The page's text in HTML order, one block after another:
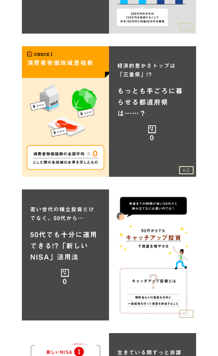
AD
経済的豊かさトップは
「三重県」!?
もっとも手ごろに暮
らせる都道府県
は……？
0
AD
若い世代の積立投資だけ
でなく、50代から…
50代でも十分に運用
できる!?「新しい
NISA」活用法
0
AD
生きている間ずっと非課